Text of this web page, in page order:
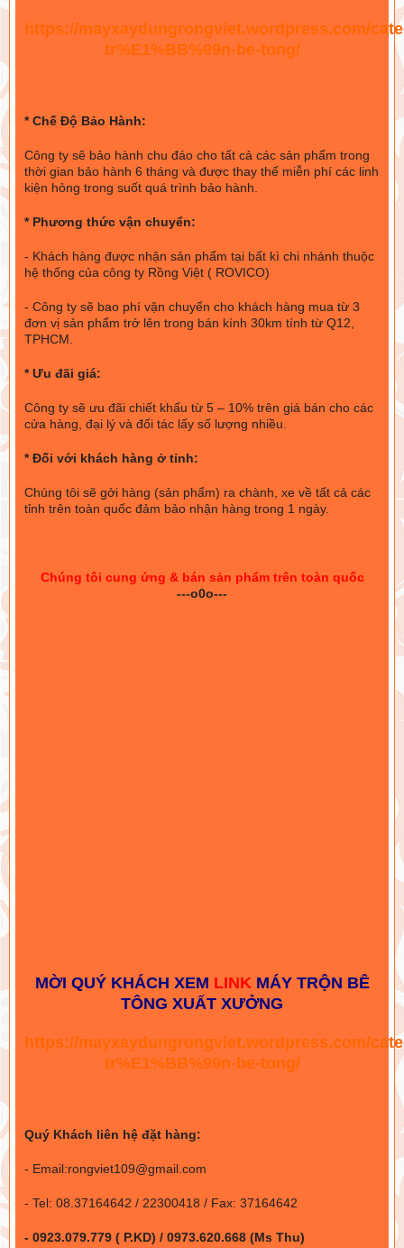
https://mayxaydungrongviet.wordpress.com/
tr%E1%BB%99n-be-tong/
* Chế Độ Bảo Hành:
Công ty sẽ bảo hành chu đáo cho tất cả các sản phẩm trong
thời gian bảo hành 6 tháng và được thay thế miễn phí các linh
kiện hỏng trong suốt quá trình bảo hành.
* Phương thức vận chuyển:
- Khách hàng được nhận sản phẩm tại bất kì chi nhánh thuộc
hệ thống của công ty Rồng Việt ( ROVICO)
- Công ty sẽ bao phí vận chuyển cho khách hàng mua từ 3
đơn vị sản phẩm trở lên trong bán kính 30km tính từ Q12,
TPHCM.
* Ưu đãi giá:
Công ty sẽ ưu đãi chiết khấu từ 5 – 10% trên giá bán cho các
cửa hàng, đại lý và đối tác lấy số lượng nhiều.
* Đối với khách hàng ở tỉnh:
Chúng tôi sẽ gởi hàng (sản phẩm) ra chành, xe về tất cả các
tỉnh trên toàn quốc đảm bảo nhận hàng trong 1 ngày.
Chúng tôi cung ứng & bán sản phẩm trên toàn quốc
---o0o---
MỜI QUÝ KHÁCH XEM LINK MÁY TRỘN BÊ
TÔNG XUẤT XƯỞNG
https://mayxaydungrongviet.wordpress.com/
tr%E1%BB%99n-be-tong/
Quý Khách liên hệ đặt hàng:
- Email:rongviet109@gmail.com
- Tel: 08.37164642 / 22300418 / Fax: 37164642
- 0923.079.779 ( P.KD) / 0973.620.668 (Ms Thu)